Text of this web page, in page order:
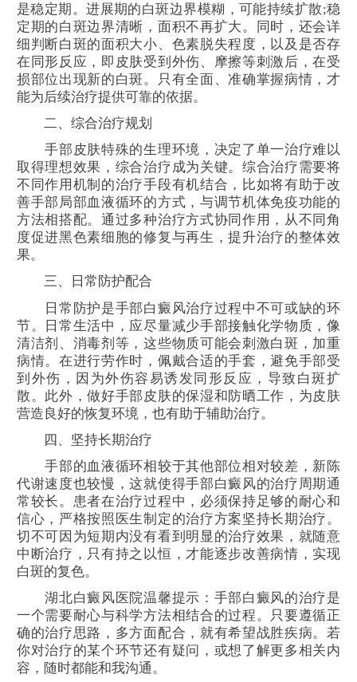
是稳定期。进展期的白斑边界模糊，可能持续扩散;稳
定期的白斑边界清晰，面积不再扩大。同时，还会详
细判断白斑的面积大小、色素脱失程度，以及是否存
在同形反应，即皮肤受到外伤、摩擦等刺激后，在受
损部位出现新的白斑。只有全面、准确掌握病情，才
能为后续治疗提供可靠的依据。​
二、综合治疗规划​
手部皮肤特殊的生理环境，决定了单一治疗难以
取得理想效果，综合治疗成为关键。综合治疗需要将
不同作用机制的治疗手段有机结合，比如将有助于改
善手部局部血液循环的方式，与调节机体免疫功能的
方法相搭配。通过多种治疗方式协同作用，从不同角
度促进黑色素细胞的修复与再生，提升治疗的整体效
果。​
三、日常防护配合​
日常防护是手部白癜风治疗过程中不可或缺的环
节。日常生活中，应尽量减少手部接触化学物质，像
清洁剂、消毒剂等，这些物质可能会刺激白斑，加重
病情。在进行劳作时，佩戴合适的手套，避免手部受
到外伤，因为外伤容易诱发同形反应，导致白斑扩
散。此外，做好手部皮肤的保湿和防晒工作，为皮肤
营造良好的恢复环境，也有助于辅助治疗。​
四、坚持长期治疗​
手部的血液循环相较于其他部位相对较差，新陈
代谢速度也较慢，这就使得手部白癜风的治疗周期通
常较长。患者在治疗过程中，必须保持足够的耐心和
信心，严格按照医生制定的治疗方案坚持长期治疗。
切不可因为短期内没有看到明显的治疗效果，就随意
中断治疗，只有持之以恒，才能逐步改善病情，实现
白斑的复色。​
湖北白癜风医院温馨提示：手部白癜风的治疗是
一个需要耐心与科学方法相结合的过程。只要遵循正
确的治疗思路，多方面配合，就有希望战胜疾病。若
你对治疗的某个环节还有疑问，或想了解更多相关内
容，随时都能和我沟通。